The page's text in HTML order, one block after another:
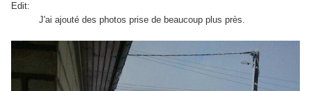
Edit:
J'ai ajouté des photos prise de beaucoup plus près.